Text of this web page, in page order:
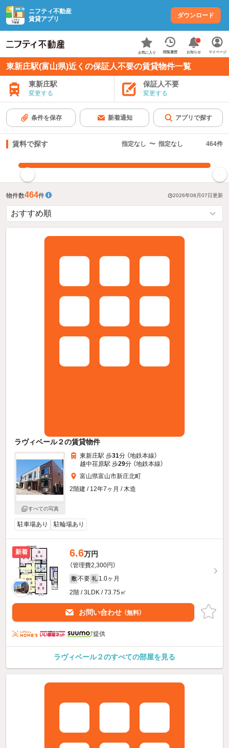
ニフティ不動産
賃貸アプリ
ダウンロード
お気に入り 閲覧履歴 お知らせ マイページ
東新庄駅(富山県)近くの保証人不要の賃貸物件一覧
東新庄駅
変更する
保証人不要
変更する
条件を保存 新着通知 アプリで探す
賃料で探す 指定なし 〜 指定なし 464件
物件数464件 2026年08月07日更新
ラヴィベール２の賃貸物件
すべての写真
東新庄駅 歩31分 （地鉄本線）
越中荏原駅 歩29分 （地鉄本線）
富山県富山市新庄北町
2階建 / 12年7ヶ月 / 木造
駐車場あり 駐輪場あり
新着 6.6万円
（管理費2,300円）
敷 不要 礼 1.0ヶ月
2階 / 3LDK / 73.75㎡
お問い合わせ （無料）
提供
ラヴィベール２のすべての部屋を見る